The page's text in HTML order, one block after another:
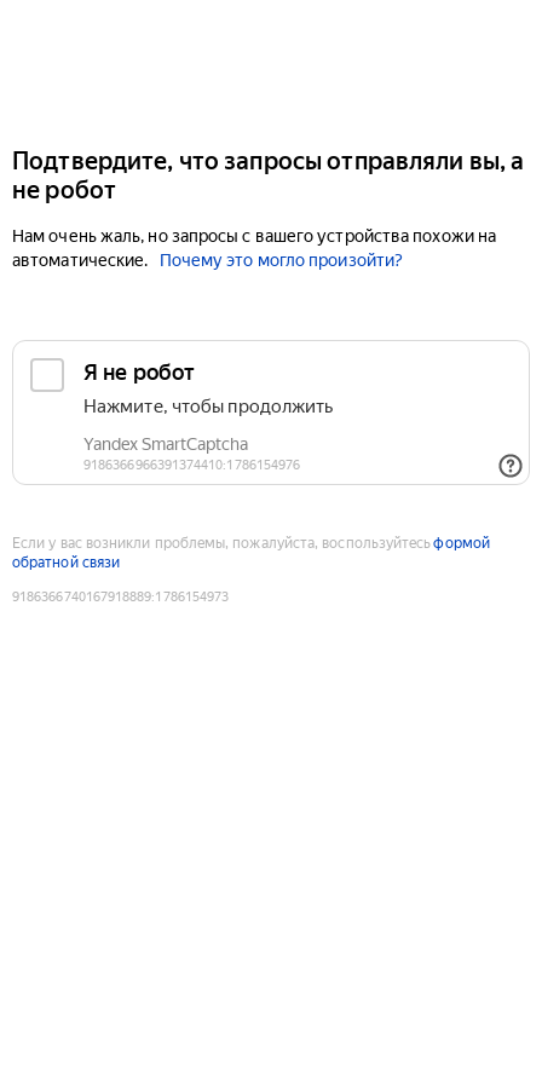
Подтвердите, что запросы отправляли вы, а
не робот
Нам очень жаль, но запросы с вашего устройства похожи на
автоматические.
Почему это могло произойти?
Если у вас возникли проблемы, пожалуйста, воспользуйтесьформой
обратной связи
9186366740167918889:1786154973